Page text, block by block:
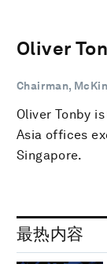
Oliver
Chairman,
Oliver Tonby
Asia offices
Singapore.
最热内容